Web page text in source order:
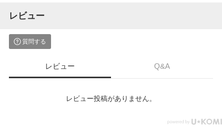
レビュー
質問する
レビュー Q&A
レビュー投稿がありません。